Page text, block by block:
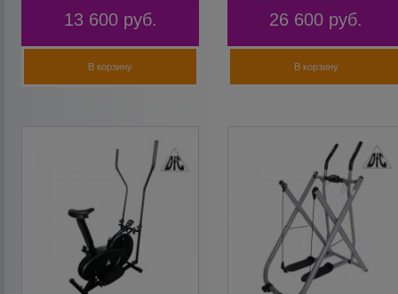
13 600 руб.
В корзину
26 600 руб.
В корзину